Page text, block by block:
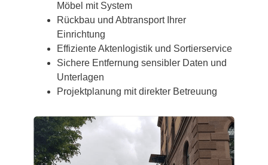
Möbel mit System
Rückbau und Abtransport Ihrer
Einrichtung
Effiziente Aktenlogistik und Sortierservice
Sichere Entfernung sensibler Daten und
Unterlagen
Projektplanung mit direkter Betreuung